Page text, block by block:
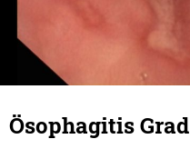
Ösophagitis